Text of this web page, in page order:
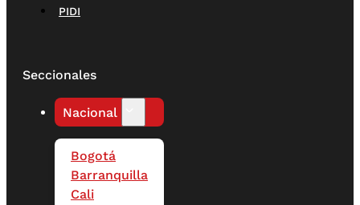
PIDI
Seccionales
Nacional
Bogotá
Barranquilla
Cali